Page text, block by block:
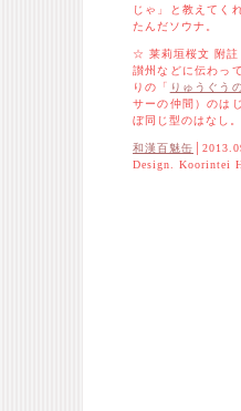
じゃ」と教えてく
たんだソウナ。
☆ 莱莉垣桜文 附註
讃州などに伝わっ
りの「 りゅうぐう
サーの仲間）のは
ぼ同じ型のはなし。
和漢百魅缶
Design. Koorintei